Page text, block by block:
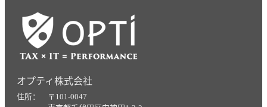
オプティ株式会社
住所： 〒101-0047